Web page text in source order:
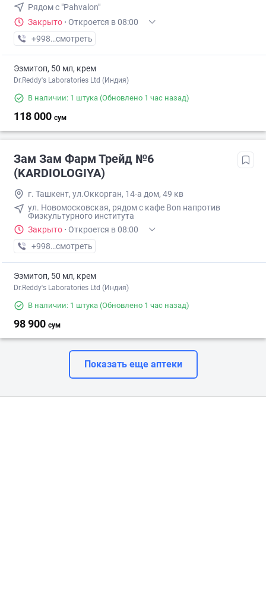
Рядом с "Pahvalon"
Закрыто · Откроется в 08:00
+998 (55) XXX-XX-XX
смотреть
Эзмитоп, 50 мл, крем
Dr.Reddy's Laboratories Ltd (Индия)
В наличии: 1 штука (Обновлено 1 час назад)
118 000 сум
Зам Зам Фарм Трейд №6
(KARDIOLOGIYA)
г. Ташкент, ул.Оккорган, 14-а дом, 49 кв
ул. Новомосковская, рядом с кафе Bon напротив
Физкультурного института
Закрыто · Откроется в 08:00
+998 (88) XXX-XX-XX
смотреть
Эзмитоп, 50 мл, крем
Dr.Reddy's Laboratories Ltd (Индия)
В наличии: 1 штука (Обновлено 1 час назад)
98 900 сум
Показать еще аптеки